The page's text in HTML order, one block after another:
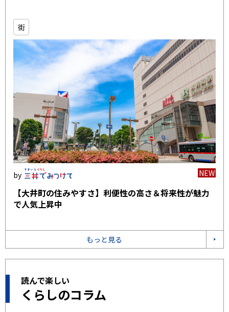
街
NEW
【大井町の住みやすさ】利便性の高さ＆将来性が魅力
で人気上昇中
もっと見る
読んで楽しい
くらしのコラム